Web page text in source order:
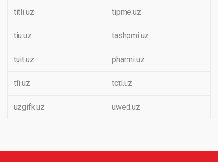
titli.uz tipme.uz
tiu.uz tashpmi.uz
tuit.uz pharmi.uz
tfi.uz tcti.uz
uzgifk.uz uwed.uz